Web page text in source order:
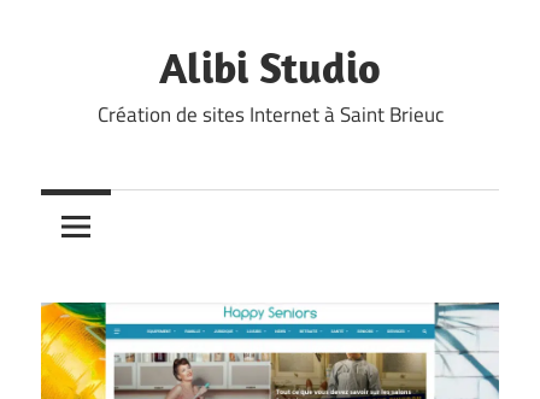
Alibi Studio
Création de sites Internet à Saint Brieuc